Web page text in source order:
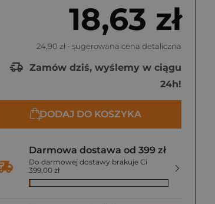
18,63 zł
24,90 zł - sugerowana cena detaliczna
Zamów dziś, wyślemy w ciągu
24h!
DODAJ DO KOSZYKA
Darmowa dostawa od 399 zł
Do darmowej dostawy brakuje Ci
399,00 zł